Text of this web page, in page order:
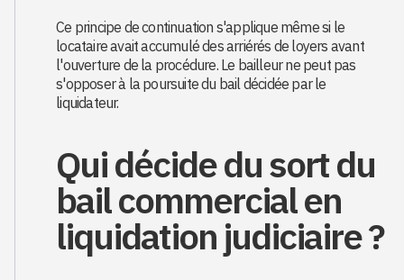
Ce principe de continuation s'applique même si le
locataire avait accumulé des arriérés de loyers avant
l'ouverture de la procédure. Le bailleur ne peut pas
s'opposer à la poursuite du bail décidée par le
liquidateur.
Qui décide du sort du
bail commercial en
liquidation judiciaire ?